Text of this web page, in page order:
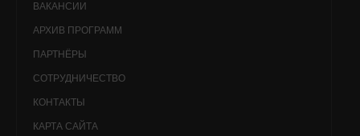
ВАКАНСИИ
АРХИВ ПРОГРАММ
ПАРТНЁРЫ
СОТРУДНИЧЕСТВО
КОНТАКТЫ
КАРТА САЙТА